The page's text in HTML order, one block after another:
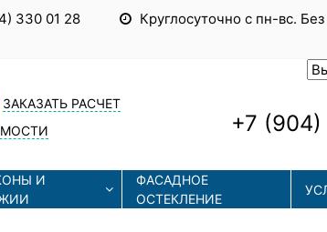
330 01 28
Круглосуточно с пн-вс.
ЗАКАЗАТЬ РАСЧЕТ
+7
И
ФАСАДНОЕ
ОСТЕКЛЕНИЕ